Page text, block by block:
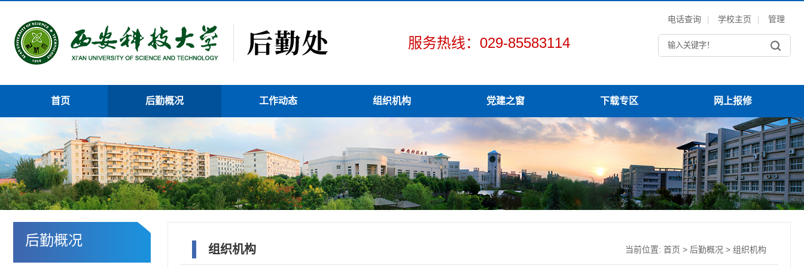
服务热线：029-85583114
电话查询 | 学校主页 | 管理
首页 后勤概况 工作动态 组织机构 党建之窗 下载专区 网上报修
后勤概况
组织机构 当前位置: 首页 > 后勤概况 > 组织机构